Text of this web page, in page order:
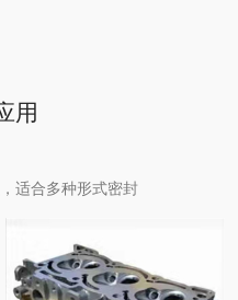
用
适合多种形式密封